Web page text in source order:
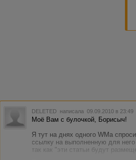
DELETED написала 09.09.2010 в
Моё Вам с булочкой, Борисыч!
Я тут на днях одного WMа
ссылку на выполненную для
так как "эти статьи будут